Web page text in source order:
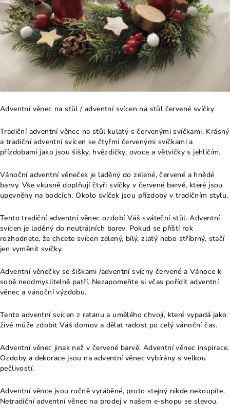
Adventní věnec na stůl / adventní svícen na stůl červené svíčky
Tradiční adventní věnec na stůl kulatý s červenými svíčkami. Krásný
a tradiční adventní svícen se čtyřmi červenými svíčkami a
přízdobami jako jsou šišky, hvězdičky, ovoce a větvičky s jehličím.
Vánoční adventní věneček je laděný do zelené, červené a hnědé
barvy. Vše vkusně doplňují čtyři svíčky v červené barvě, které jsou
upevněny na bodcích. Okolo svíček jsou přízdoby v tradičním stylu.
Tento tradiční adventní věnec ozdobí Váš sváteční stůl. Adventní
svícen je laděný do neutrálních barev. Pokud se příští rok
rozhodnete, že chcete svícen zelený, bílý, zlatý nebo stříbrný, stačí
jen vyměnit svíčky.
Adventní věnečky se šiškami /adventní svícny červené a Vánoce k
sobě neodmyslitelně patří. Nezapomeňte si včas pořídit adventní
věnec a vánoční výzdobu.
Tento adventní svícen z ratanu a umělého chvojí, které vypadá jako
živé může zdobit Váš domov a dělat radost po celý vánoční čas.
Adventní věnec jinak než v červené barvě. Adventní věnec inspirace.
Ozdoby a dekorace jsou na adventní věnec vybírány s velkou
pečlivostí.
Adventní věnce jsou ručně vyráběné, proto stejný nikde nekoupíte.
Netradiční adventní věnec na prodej v našem e-shopu se slevou.